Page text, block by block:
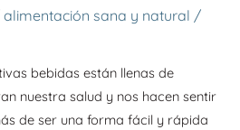
alimentación sana y natural /
bebidas están llenas de
nuestra salud y nos hacen sentir
de ser una forma fácil y rápida